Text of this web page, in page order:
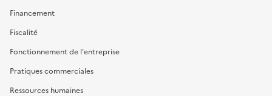
Financement
Fiscalité
Fonctionnement de l'entreprise
Pratiques commerciales
Ressources humaines